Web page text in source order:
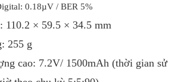
0.18µV / BER 5%
110.2 × 59.5 × 34.5 mm
255 g
cao: 7.2V/ 1500mAh (thời gian sử